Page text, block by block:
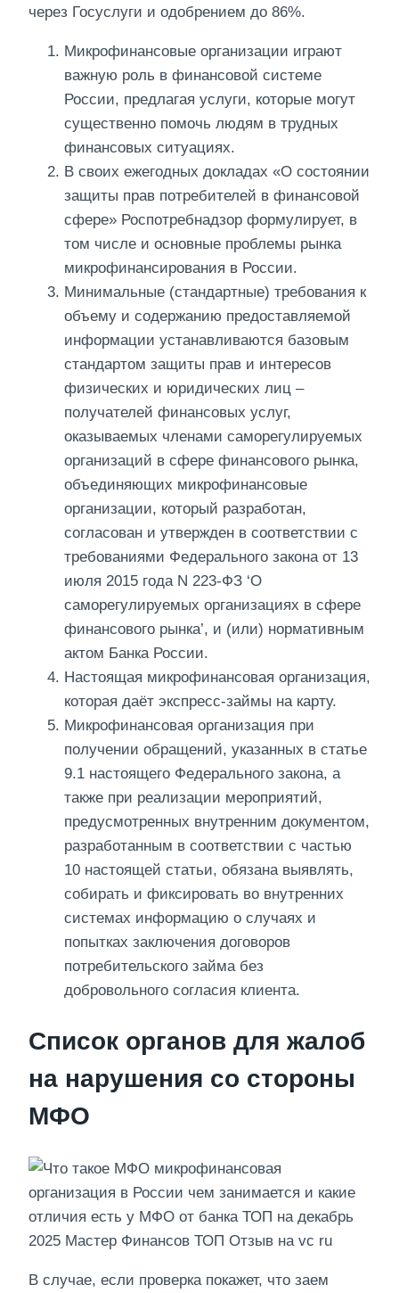
через Госуслуги и одобрением до 86%.
Микрофинансовые организации играют
важную роль в финансовой системе
России, предлагая услуги, которые могут
существенно помочь людям в трудных
финансовых ситуациях.
В своих ежегодных докладах «О состоянии
защиты прав потребителей в финансовой
сфере» Роспотребнадзор формулирует, в
том числе и основные проблемы рынка
микрофинансирования в России.
Минимальные (стандартные) требования к
объему и содержанию предоставляемой
информации устанавливаются базовым
стандартом защиты прав и интересов
физических и юридических лиц –
получателей финансовых услуг,
оказываемых членами саморегулируемых
организаций в сфере финансового рынка,
объединяющих микрофинансовые
организации, который разработан,
согласован и утвержден в соответствии с
требованиями Федерального закона от 13
июля 2015 года N 223-ФЗ ‘О
саморегулируемых организациях в сфере
финансового рынка’, и (или) нормативным
актом Банка России.
Настоящая микрофинансовая организация,
которая даёт экспресс-займы на карту.
Микрофинансовая организация при
получении обращений, указанных в статье
9.1 настоящего Федерального закона, а
также при реализации мероприятий,
предусмотренных внутренним документом,
разработанным в соответствии с частью
10 настоящей статьи, обязана выявлять,
собирать и фиксировать во внутренних
системах информацию о случаях и
попытках заключения договоров
потребительского займа без
добровольного согласия клиента.
Список органов для жалоб
на нарушения со стороны
МФО
В случае, если проверка покажет, что заем